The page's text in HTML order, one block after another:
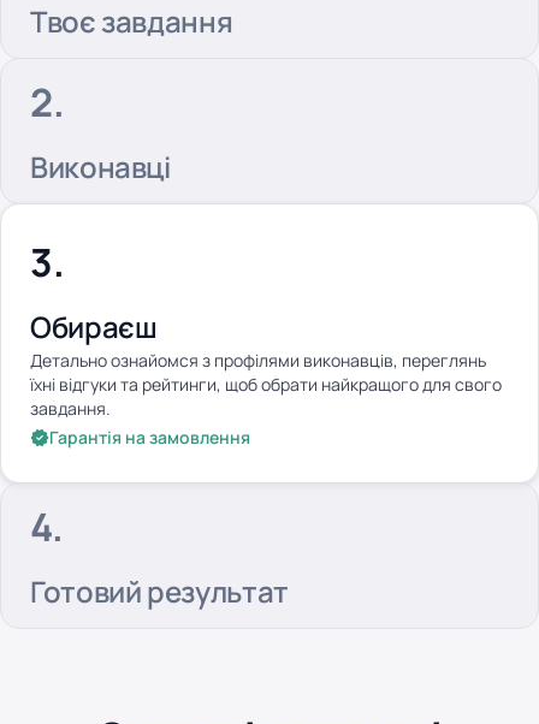
Твоє завдання
Виконавці
Обираєш
Детально ознайомся з профілями виконавців, переглянь
їхні відгуки та рейтинги, щоб обрати найкращого для свого
завдання.
Гарантія на замовлення
Готовий результат